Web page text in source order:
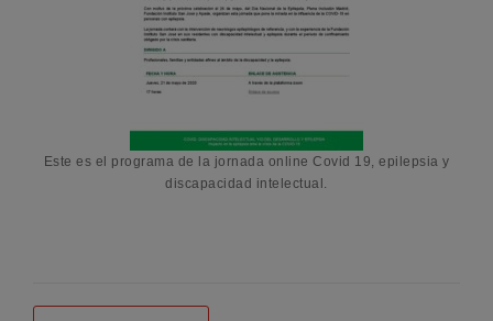
Este es el programa de la jornada online Covid 19, epilepsia y
discapacidad intelectual.